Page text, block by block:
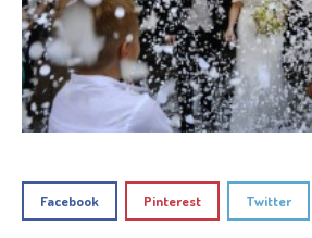
Facebook Pinterest Twitter